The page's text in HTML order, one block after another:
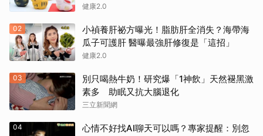
健康2.0
02
小禎養肝祕方曝光！脂肪肝全消失？海帶海
瓜子可護肝 醫曝最強肝修復是「這招」
健康2.0
03
別只喝熱牛奶！研究爆「1神飲」天然褪黑激
素多 助眠又抗大腦退化
三立新聞網
04
心情不好找AI聊天可以嗎？專家提醒：別忽